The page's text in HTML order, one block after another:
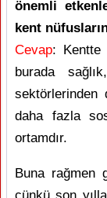
önemli
kent
Cevap: Kentte
burada
sektörlerinden
daha fazla
ortamdır.
Buna rağmen